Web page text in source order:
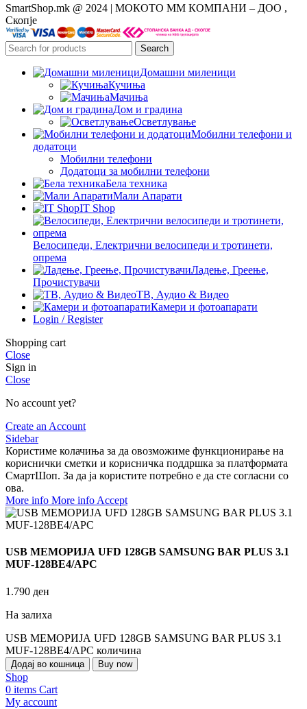
SmartShop.mk @ 2024 | МОКОТО ММ КОМПАНИ – ДОО ,
Скопје
Search
Домашни миленици
Кучиња
Мачиња
Дом и градина
Осветлување
Мобилни телефони и
додатоци
Мобилни телефони
Додатоци за мобилни телефони
Бела техника
Мали Апарати
IT Shop
Велосипеди, Електрични велосипеди и тротинети,
опрема
Ладење, Греење,
Прочистувачи
ТВ, Аудио & Видео
Камери и фотоапарати
Login / Register
Shopping cart
Close
Sign in
Close
No account yet?
Create an Account
Sidebar
Користиме колачиња за да овозможиме функционирање на
кориснички сметки и корисничка поддршка за платформата
СмартШоп. За да ја користите потребно е да сте согласни со
ова.
More info More info Accept
USB МЕМОРИЈА UFD 128GB SAMSUNG BAR PLUS 3.1
MUF-128BE4/APC
1.790 ден
На залиха
USB МЕМОРИЈА UFD 128GB SAMSUNG BAR PLUS 3.1
MUF-128BE4/APC количина
Додај во кошница Buy now
Shop
0 items Cart
My account